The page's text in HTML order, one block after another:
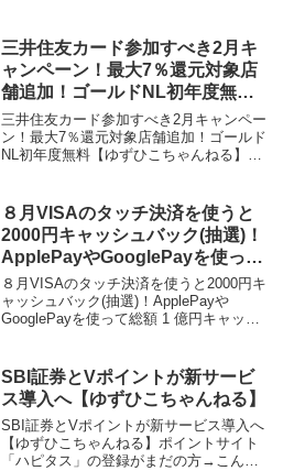
ひこです！このチャンネルでは主にキャ
ッ...
三井住友カード参加すべき2月キ
ャンペーン！最大7％還元対象店
舗追加！ゴールドNL初年度無料
【ゆずひこちゃんねる】
三井住友カード参加すべき2月キャンペー
ン！最大7％還元対象店舗追加！ゴールド
NL初年度無料【ゆずひこちゃんねる】こ
ャッシュレスについて発信をしていま
す。キャッシュ...
８月VISAのタッチ決済を使うと
2000円キャッシュバック(抽選)！
ApplePayやGooglePayを使って
総額 1 億円キャッシュバック キ
ャンペーン【ゆずひこちゃんね
る】
８月VISAのタッチ決済を使うと2000円キ
ャッシュバック(抽選)！ApplePayや
GooglePayを使って総額 1 億円キャッシ
Vtuberのゆずひこです！このチ...
SBI証券とVポイントが新サービ
ス導入へ【ゆずひこちゃんねる】
SBI証券とVポイントが新サービス導入へ
【ゆずひこちゃんねる】ポイントサイト
「ハピタス」の登録がまだの方→こんに